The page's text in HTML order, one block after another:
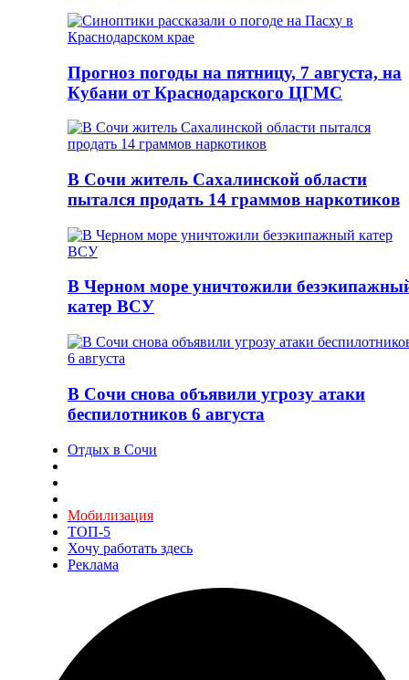
Прогноз погоды на пятницу, 7 августа, на
Кубани от Краснодарского ЦГМС
В Сочи житель Сахалинской области
пытался продать 14 граммов наркотиков
В Черном море уничтожили
катер ВСУ
В Сочи снова объявили угрозу атаки
беспилотников 6 августа
Отдых в Сочи
Мобилизация
ТОП-5
Хочу работать здесь
Реклама